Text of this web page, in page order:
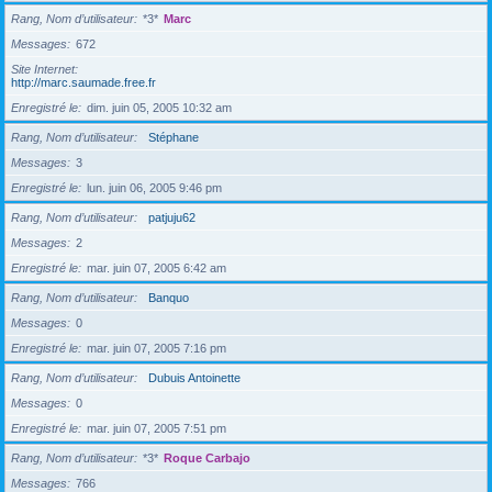
Rang, Nom d’utilisateur *3* Marc
Messages
672
Site Internet
http://marc.saumade.free.fr
Enregistré le
dim. juin 05, 2005 10:32 am
Rang, Nom d’utilisateur
Stéphane
Messages
3
Enregistré le
lun. juin 06, 2005 9:46 pm
Rang, Nom d’utilisateur
patjuju62
Messages
2
Enregistré le
mar. juin 07, 2005 6:42 am
Rang, Nom d’utilisateur
Banquo
Messages
0
Enregistré le
mar. juin 07, 2005 7:16 pm
Rang, Nom d’utilisateur
Dubuis Antoinette
Messages
0
Enregistré le
mar. juin 07, 2005 7:51 pm
Rang, Nom d’utilisateur *3* Roque Carbajo
Messages
766